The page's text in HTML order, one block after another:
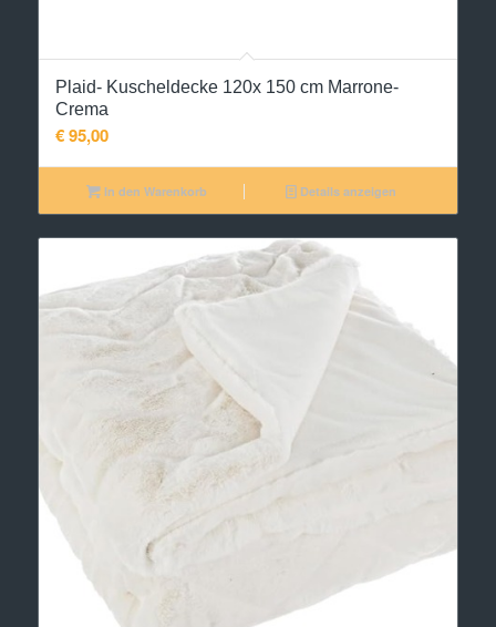
Plaid- Kuscheldecke 120x 150 cm Marrone-
Crema
€95,00
In den Warenkorb Details anzeigen